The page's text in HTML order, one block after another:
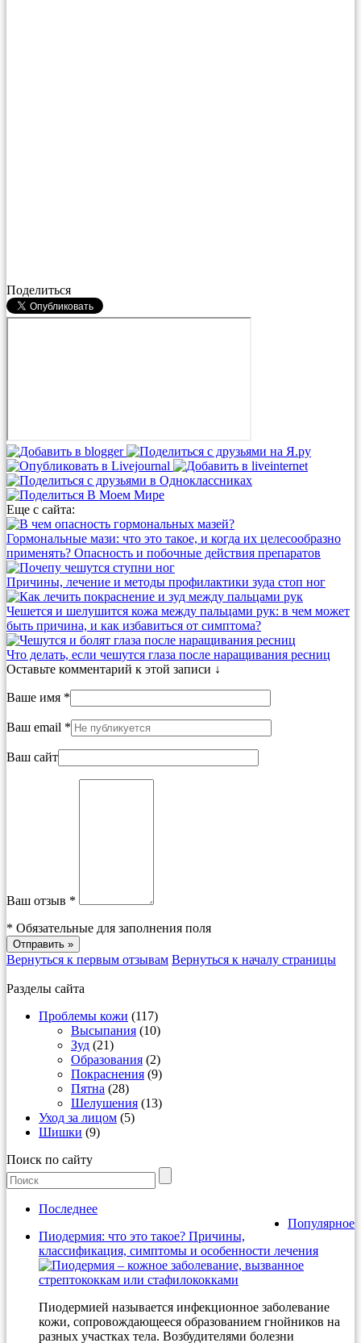
Поделиться
Еще с сайта:
Гормональные мази: что это такое, и когда их целесообразно
применять? Опасность и побочные действия препаратов
Причины, лечение и методы профилактики зуда стоп ног
Чешется и шелушится кожа между пальцами рук: в чем может
быть причина, и как избавиться от симптома?
Что делать, если чешутся глаза после наращивания ресниц
Оставьте комментарий к этой записи ↓
Ваше имя *
Ваш email *
Ваш сайт
Ваш отзыв *
* Обязательные для заполнения поля
Вернуться к первым отзывам Вернуться к началу страницы
Разделы сайта
Проблемы кожи (117)
Высыпания (10)
Зуд (21)
Образования (2)
Покраснения (9)
Пятна (28)
Шелушения (13)
Уход за лицом (5)
Шишки (9)
Поиск по сайту
Последнее
Популярное
Пиодермия: что это такое? Причины,
классификация, симптомы и особенности лечения
Пиодермией называется инфекционное заболевание
кожи, сопровождающееся образованием гнойников на
разных участках тела. Возбудителями болезни